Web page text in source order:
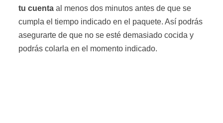
tu cuenta al menos dos minutos antes de que se
cumpla el tiempo indicado en el paquete. Así podrás
asegurarte de que no se esté demasiado cocida y
podrás colarla en el momento indicado.